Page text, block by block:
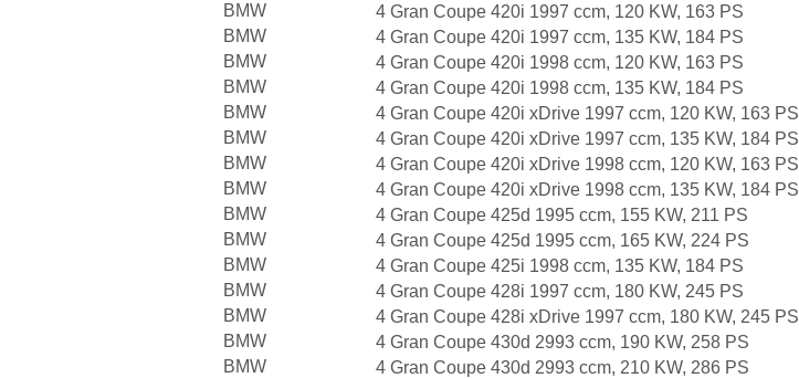
BMW
4 Gran Coupe 420i 1997 ccm, 120 KW, 163 PS
BMW
4 Gran Coupe 420i 1997 ccm, 135 KW, 184 PS
BMW
4 Gran Coupe 420i 1998 ccm, 120 KW, 163 PS
BMW
4 Gran Coupe 420i 1998 ccm, 135 KW, 184 PS
BMW
4 Gran Coupe 420i xDrive 1997 ccm, 120 KW, 163 PS
BMW
4 Gran Coupe 420i xDrive 1997 ccm, 135 KW, 184 PS
BMW
4 Gran Coupe 420i xDrive 1998 ccm, 120 KW, 163 PS
BMW
4 Gran Coupe 420i xDrive 1998 ccm, 135 KW, 184 PS
BMW
4 Gran Coupe 425d 1995 ccm, 155 KW, 211 PS
BMW
4 Gran Coupe 425d 1995 ccm, 165 KW, 224 PS
BMW
4 Gran Coupe 425i 1998 ccm, 135 KW, 184 PS
BMW
4 Gran Coupe 428i 1997 ccm, 180 KW, 245 PS
BMW
4 Gran Coupe 428i xDrive 1997 ccm, 180 KW, 245 PS
BMW
4 Gran Coupe 430d 2993 ccm, 190 KW, 258 PS
BMW
4 Gran Coupe 430d 2993 ccm, 210 KW, 286 PS